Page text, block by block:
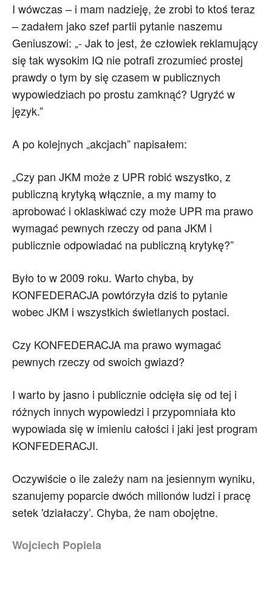
I wówczas – i mam nadzieję, że zrobi to ktoś teraz
– zadałem jako szef partii pytanie naszemu
Geniuszowi: „- Jak to jest, że człowiek reklamujący
się tak wysokim IQ nie potrafi zrozumieć prostej
prawdy o tym by się czasem w publicznych
wypowiedziach po prostu zamknąć? Ugryźć w
język.”
A po kolejnych „akcjach” napisałem:
„Czy pan JKM może z UPR robić wszystko, z
publiczną krytyką włącznie, a my mamy to
aprobować i oklaskiwać czy może UPR ma prawo
wymagać pewnych rzeczy od pana JKM i
publicznie odpowiadać na publiczną krytykę?”
Było to w 2009 roku. Warto chyba, by
KONFEDERACJA powtórzyła dziś to pytanie
wobec JKM i wszystkich świetlanych postaci.
Czy KONFEDERACJA ma prawo wymagać
pewnych rzeczy od swoich gwiazd?
I warto by jasno i publicznie odcięła się od tej i
różnych innych wypowiedzi i przypomniała kto
wypowiada się w imieniu całości i jaki jest program
KONFEDERACJI.
Oczywiście o ile zależy nam na jesiennym wyniku,
szanujemy poparcie dwóch milionów ludzi i pracę
setek 'działaczy’. Chyba, że nam obojętne.
Wojciech Popiela